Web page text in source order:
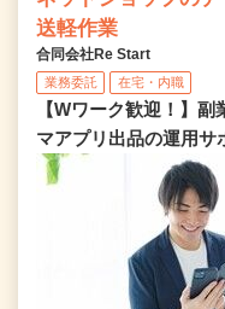
送軽作業
合同会社Re Start
業務委託 在宅・内職
【Wワーク歓迎！】
マアプリ出品の運用サ